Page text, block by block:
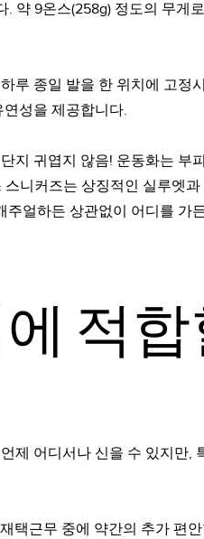
약 9온스(258g) 정도의 무게
루 종일 발을 한 위치에 고정
성을 제공합니다.
지 귀엽지 않음! 운동화는 부
니커즈는 상징적인 실루엣
얼하든 상관없이 어디를 가
적합
제 어디서나 신을 수 있지만,
택근무 중에 약간의 추가 편